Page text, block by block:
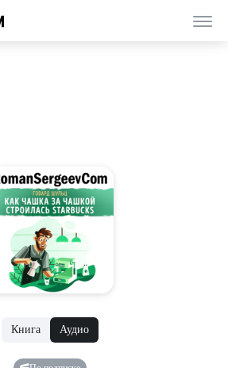
Книга Аудио